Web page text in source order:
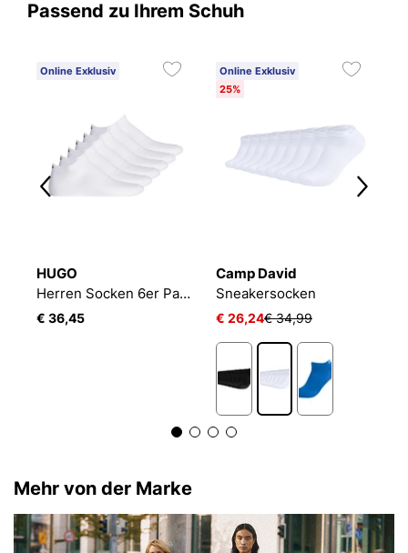
Passend zu Ihrem Schuh
Online Exklusiv
HUGO
Herren Socken 6er Pack 6P AS UNI CC 10260253 01
€ 36,45
Online Exklusiv
25%
Camp David
Sneakersocken
€ 26,24€ 34,99
Mehr von der Marke